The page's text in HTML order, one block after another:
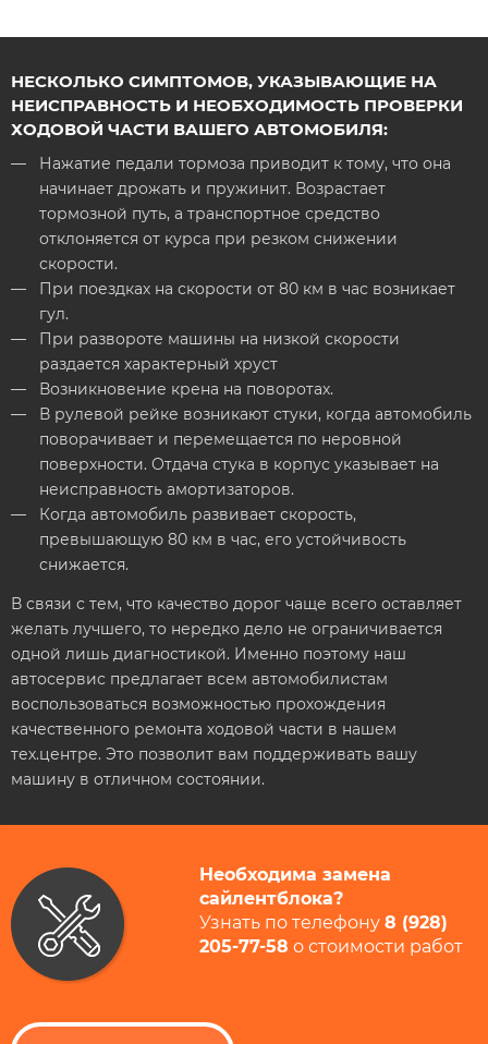
НЕСКОЛЬКО СИМПТОМОВ, УКАЗЫВАЮЩИЕ НА
НЕИСПРАВНОСТЬ И НЕОБХОДИМОСТЬ ПРОВЕРКИ
ХОДОВОЙ ЧАСТИ ВАШЕГО АВТОМОБИЛЯ:
Нажатие педали тормоза приводит к тому, что она
начинает дрожать и пружинит. Возрастает
тормозной путь, а транспортное средство
отклоняется от курса при резком снижении
скорости.
При поездках на скорости от 80 км в час возникает
гул.
При развороте машины на низкой скорости
раздается характерный хруст
Возникновение крена на поворотах.
В рулевой рейке возникают стуки, когда автомобиль
поворачивает и перемещается по неровной
поверхности. Отдача стука в корпус указывает на
неисправность амортизаторов.
Когда автомобиль развивает скорость,
превышающую 80 км в час, его устойчивость
снижается.
В связи с тем, что качество дорог чаще всего оставляет
желать лучшего, то нередко дело не ограничивается
одной лишь диагностикой. Именно поэтому наш
автосервис предлагает всем автомобилистам
воспользоваться возможностью прохождения
качественного ремонта ходовой части в нашем
тех.центре. Это позволит вам поддерживать вашу
машину в отличном состоянии.
Необходима замена
сайлентблока?
Узнать по телефону 8 (928)
205-77-58 ​ о стоимости работ​